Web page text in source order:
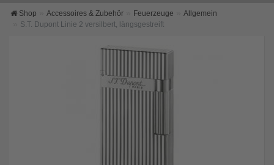
Shop Accessoires & Zubehör Feuerzeuge
Allgemein
S.T. Dupont Linie 2 versilbert, längsgestreift